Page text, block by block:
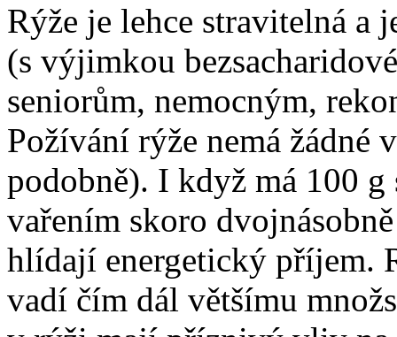
Rýže je lehce stravitelná a
(s výjimkou
seniorům, nemocným,
Požívání rýže nemá žádné
podobně). I když má 100
vařením skoro
hlídají energetický příjem.
vadí čím dál většímu